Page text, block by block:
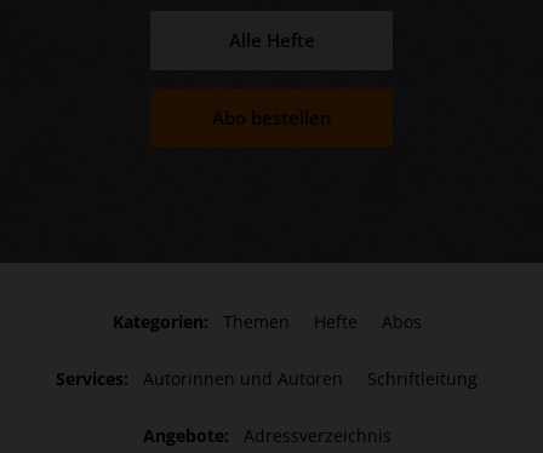
Alle Hefte
Abo bestellen
Kategorien: Themen Hefte Abos
Services: Autorinnen und Autoren Schriftleitung
Angebote: Adressverzeichnis